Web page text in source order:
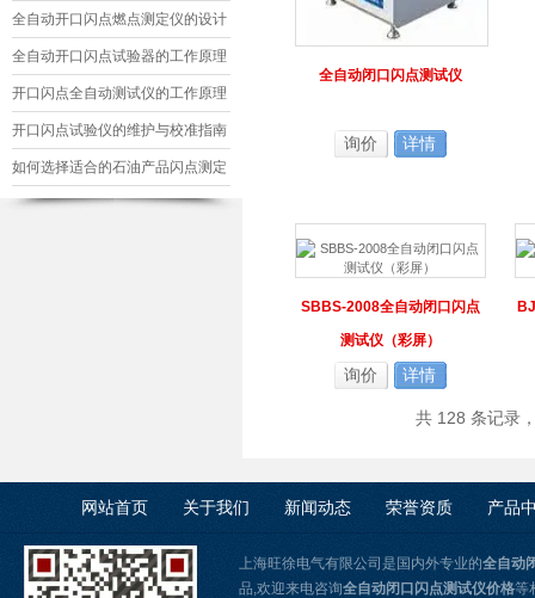
核心精准工具
全自动开口闪点燃点测定仪的设计
与优化
全自动开口闪点试验器的工作原理
及其应用
开口闪点全自动测试仪的工作原理
及应用
开口闪点试验仪的维护与校准指南
如何选择适合的石油产品闪点测定
仪
全自动闭口闪点测试仪
询价 详情
SBBS-2008全自动闭口闪点
测试仪（彩屏）
询价 详情
共 128 条记录
网站首页 关于我们 新闻动态 荣誉资质 产品
上海旺徐电气有限公司是国内外专业的全自动
品,欢迎来电咨询全自动闭口闪点测试仪价格等